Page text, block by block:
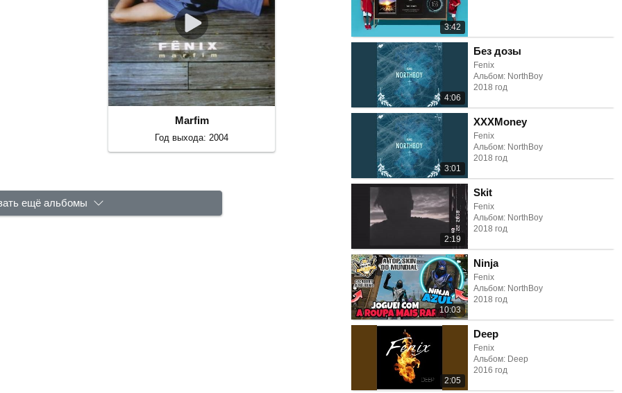
3:42
4:06
Без дозы
Fenix
Альбом: NorthBoy
2018 год
3:01
XXXMoney
Fenix
Альбом: NorthBoy
2018 год
2:19
Skit
Fenix
Альбом: NorthBoy
2018 год
10:03
Ninja
Fenix
Альбом: NorthBoy
2018 год
2:05
Deep
Fenix
Альбом: Deep
2016 год
Marfim
Год выхода: 2004
ещё альбомы